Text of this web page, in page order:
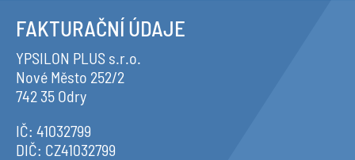
FAKTURAČNÍ ÚDAJE
YPSILON PLUS s.r.o.
Nové Město 252/2
742 35 Odry
IČ: 41032799
DIČ: CZ41032799